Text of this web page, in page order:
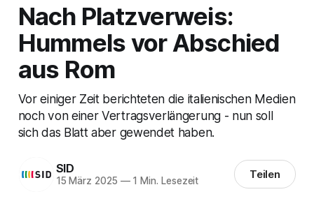
Nach Platzverweis:
Hummels vor Abschied
aus Rom
Vor einiger Zeit berichteten die italienischen Medien
noch von einer Vertragsverlängerung - nun soll
sich das Blatt aber gewendet haben.
SID
15 März 2025 —1 Min. Lesezeit Teilen